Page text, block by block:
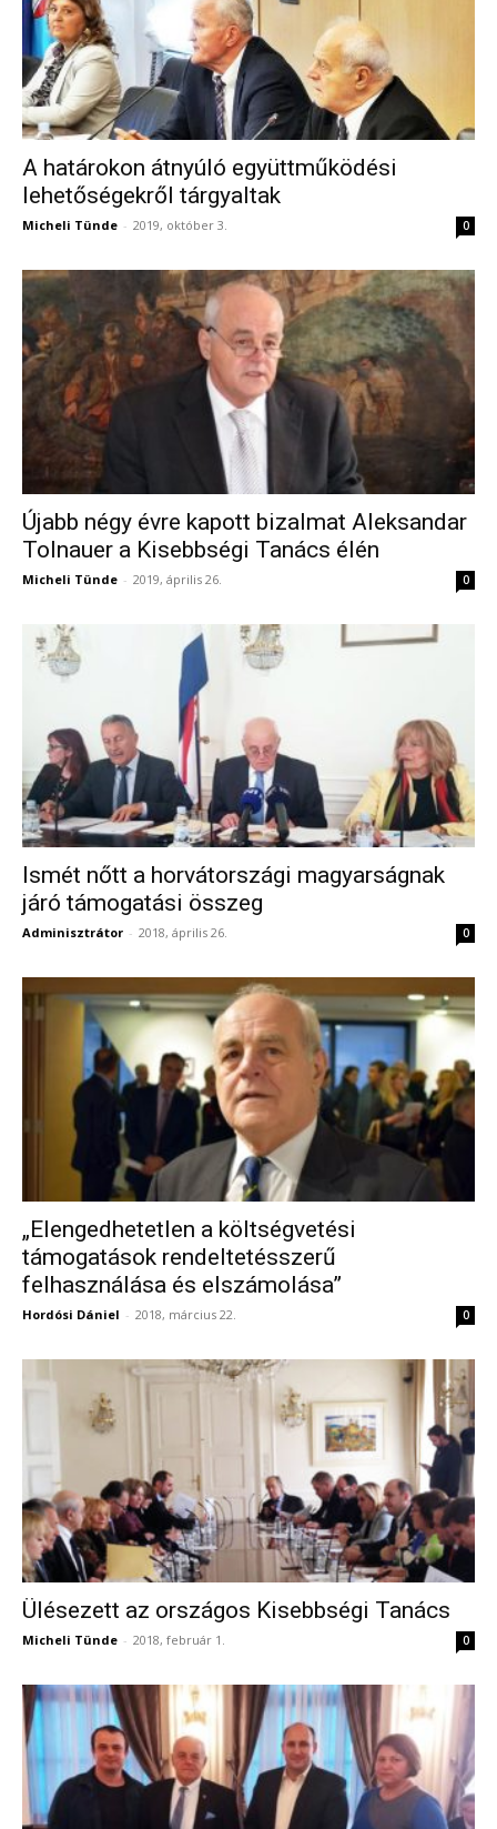
A határokon átnyúló együttműködési
lehetőségekről tárgyaltak
Micheli Tünde - 2019, október 3. 0
Újabb négy évre kapott bizalmat Aleksandar
Tolnauer a Kisebbségi Tanács élén
Micheli Tünde - 2019, április 26. 0
Ismét nőtt a horvátországi magyarságnak
járó támogatási összeg
Adminisztrátor - 2018, április 26. 0
„Elengedhetetlen a költségvetési
támogatások rendeltetésszerű
felhasználása és elszámolása”
Hordósi Dániel - 2018, március 22. 0
Ülésezett az országos Kisebbségi Tanács
Micheli Tünde - 2018, február 1. 0